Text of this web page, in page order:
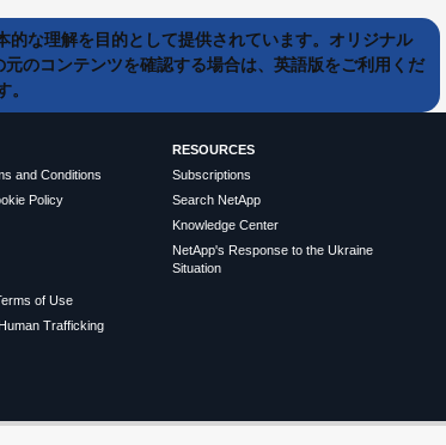
な理解を目的として提供されています。オリジナル
のコンテンツを確認する場合は、英語版をご利用くだ
and Conditions
Policy
of Use
Trafficking
RESOURCES
Subscriptions
Search NetApp
Knowledge Center
NetApp's Response to the Ukraine
Situation